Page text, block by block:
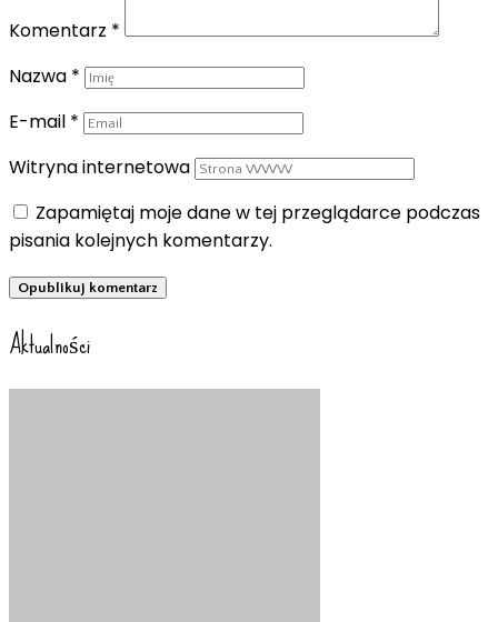
Komentarz *
Nazwa *
E-mail *
Witryna internetowa
Zapamiętaj moje dane w tej przeglądarce podczas
pisania kolejnych komentarzy.
Aktualności